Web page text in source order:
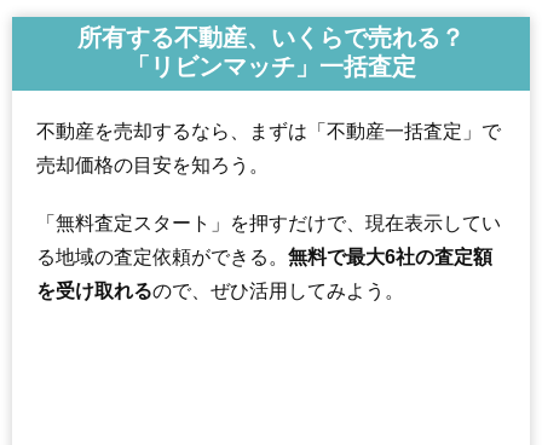
所有する不動産、いくらで売れる？
「リビンマッチ」一括査定
不動産を売却するなら、まずは「不動産一括査定」で
売却価格の目安を知ろう。
「無料査定スタート」を押すだけで、現在表示してい
る地域の査定依頼ができる。 無料で最大6社の査定額
を受け取れるので、ぜひ活用してみよう。